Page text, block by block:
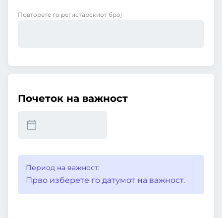
Повторете го регистарскиот број
Почеток на важност
Период на важност:
Прво изберете го датумот на важност.